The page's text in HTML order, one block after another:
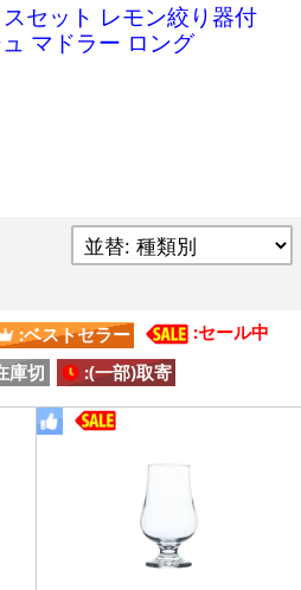
セット レモン絞り器付
マドラー ロング
:ベストセラー
:セール中
庫切 :(一部)取寄